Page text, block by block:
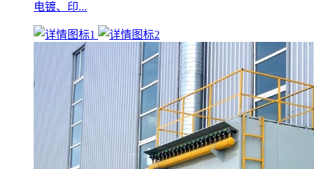
电镀、印...